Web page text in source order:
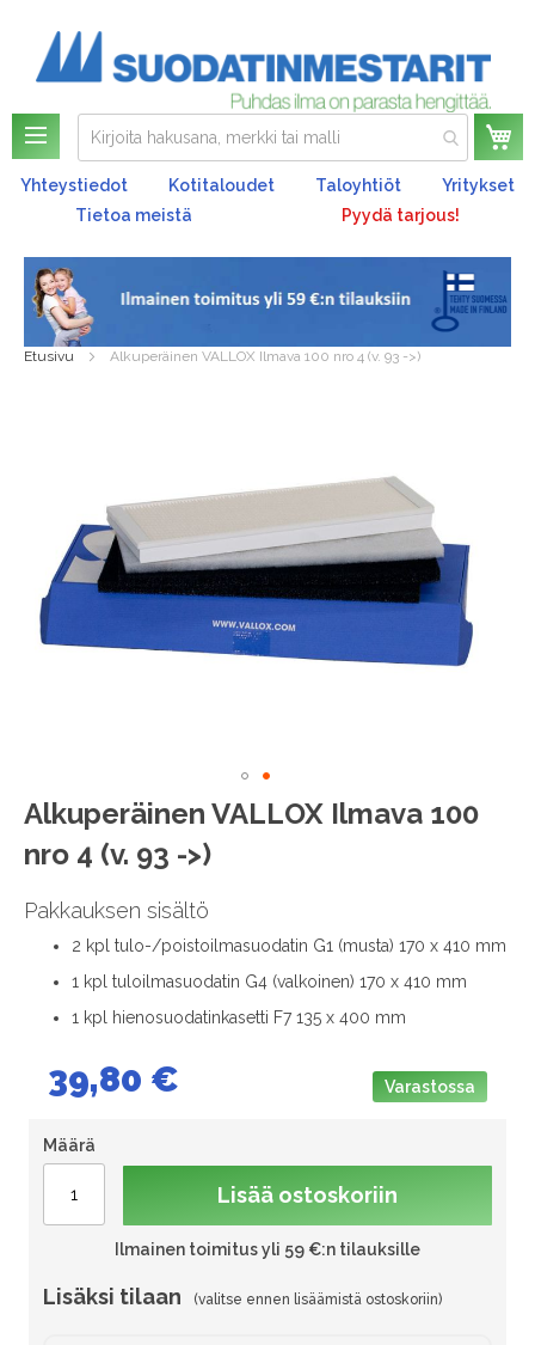
Yhteystiedot Kotitaloudet Taloyhtiöt
Yritykset
Tietoa meistä
Pyydä tarjous!
Etusivu Alkuperäinen VALLOX Ilmava 100 nro 4 (v. 93 ->)
Alkuperäinen VALLOX Ilmava 100
nro 4 (v. 93 ->)
Pakkauksen sisältö
2 kpl tulo-/poistoilmasuodatin G1 (musta) 170 x 410 mm
1 kpl tuloilmasuodatin G4 (valkoinen) 170 x 410 mm
1 kpl hienosuodatinkasetti F7 135 x 400 mm
39,80 € Varastossa
Määrä
Lisää ostoskoriin
Ilmainen toimitus yli 59 €:n tilauksille
Lisäksi tilaan
images
gallery
Skip
to
the
of
the
images